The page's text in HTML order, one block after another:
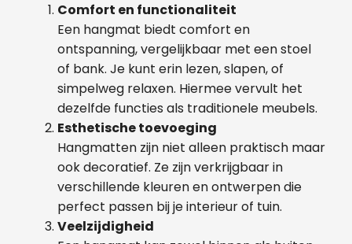
Comfort en functionaliteit
Een hangmat biedt comfort en
ontspanning, vergelijkbaar met een stoel
of bank. Je kunt erin lezen, slapen, of
simpelweg relaxen. Hiermee vervult het
dezelfde functies als traditionele meubels.
Esthetische toevoeging
Hangmatten zijn niet alleen praktisch maar
ook decoratief. Ze zijn verkrijgbaar in
verschillende kleuren en ontwerpen die
perfect passen bij je interieur of tuin.
Veelzijdigheid